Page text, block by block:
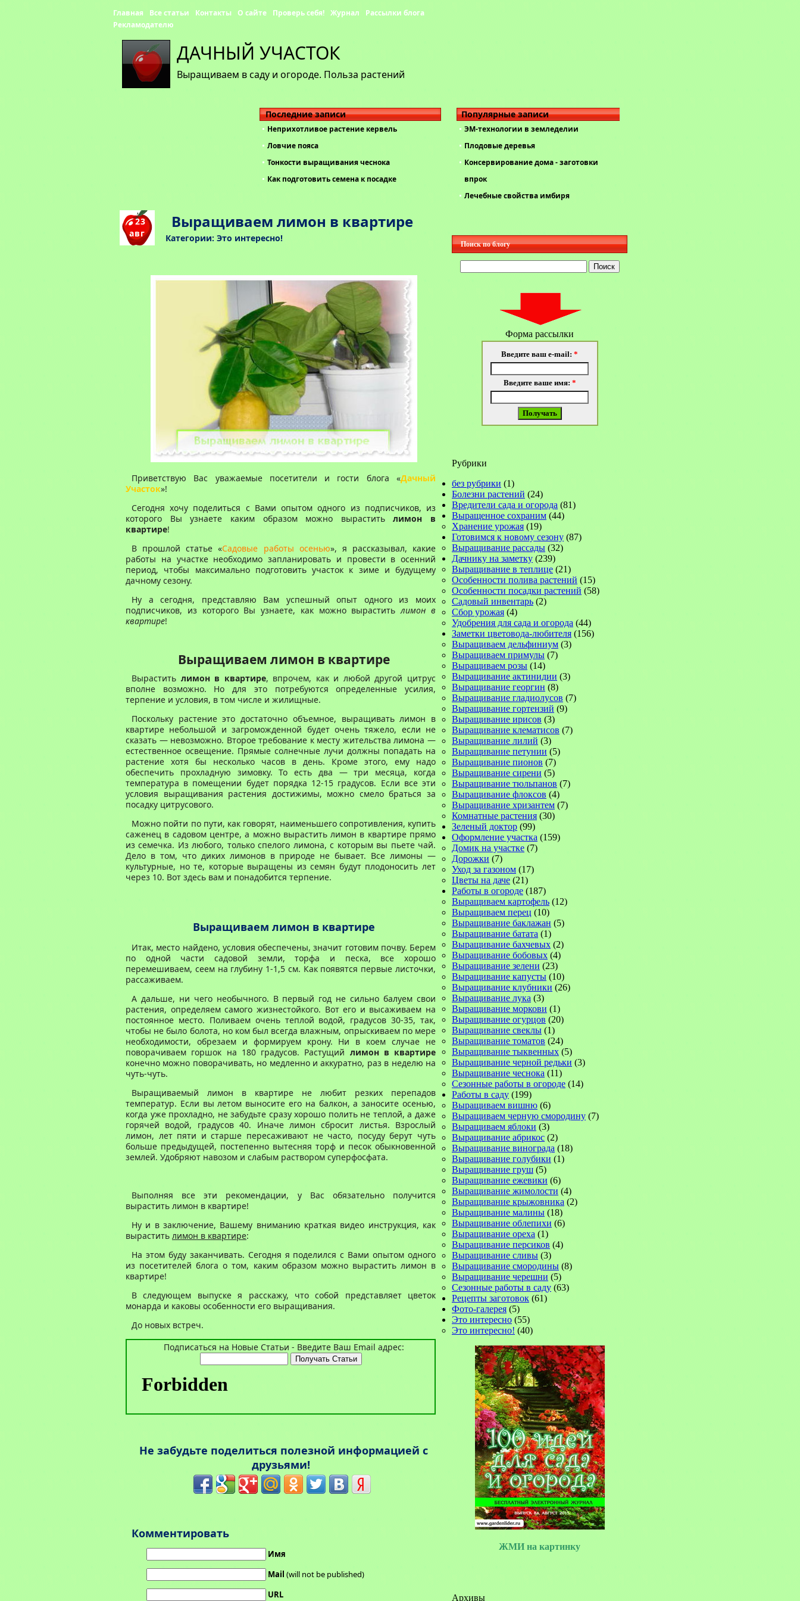
ДАЧНЫЙ УЧАСТОК
Выращиваем в саду и огороде. Польза растений
Главная Все статьи Контакты О сайте Проверь себя! Журнал
Рассылки блога
Рекламодателю
Последние записи
Неприхотливое растение кервель
Ловчие пояса
Тонкости выращивания чеснока
Как подготовить семена к посадке
Популярные записи
ЭМ-технологии в земледелии
Плодовые деревья
Консервирование дома - заготовки
впрок
Лечебные свойства имбиря
23
авг
Выращиваем лимон в квартире
Категории: Это интересно!
Приветствую Вас уважаемые посетители и гости блога «Дачный
Участок»!
Сегодня хочу поделиться с Вами опытом одного из подписчиков, из
которого Вы узнаете каким образом можно выраститьлимон в
квартире!
В прошлой статье «Садовые работы осенью», я рассказывал, какие
работы на участке необходимо запланировать и провести в осенний
период, чтобы максимально подготовить участок к зиме и будущему
дачному сезону.
Ну а сегодня, представляю Вам успешный опыт одного из моих
подписчиков, из которого Вы узнаете, как можно выраститьлимон в
квартире!
Выращиваем лимон в квартире
Вырастить лимон в квартире, впрочем, как и любой другой цитрус
вполне возможно. Но для это потребуются определенные усилия,
терпение и условия, в том числе и жилищные.
Поскольку растение это достаточно объемное, выращивать лимон в
квартире небольшой и загроможденной будет очень тяжело, если не
сказать — невозможно. Второе требование к месту жительства лимона —
естественное освещение. Прямые солнечные лучи должны попадать на
растение хотя бы несколько часов в день. Кроме этого, ему надо
обеспечить прохладную зимовку. То есть два — три месяца, когда
температура в помещении будет порядка 12-15 градусов. Если все эти
условия выращивания растения достижимы, можно смело браться за
посадку цитрусового.
Можно пойти по пути, как говорят, наименьшего сопротивления, купить
саженец в садовом центре, а можно вырастить лимон в квартире прямо
из семечка. Из любого, только спелого лимона, с которым вы пьете чай.
Дело в том, что диких лимонов в природе не бывает. Все лимоны —
культурные, но те, которые выращены из семян будут плодоносить лет
через 10. Вот здесь вам и понадобится терпение.
Выращиваем лимон в квартире
Итак, место найдено, условия обеспечены, значит готовим почву. Берем
по одной части садовой земли, торфа и песка, все хорошо
перемешиваем, сеем на глубину 1-1,5 см. Как появятся первые листочки,
рассаживаем.
А дальше, ни чего необычного. В первый год не сильно балуем свои
растения, определяем самого жизнестойкого. Вот его и высаживаем на
постоянное место. Поливаем очень теплой водой, градусов 30-35, так,
чтобы не было болота, но ком был всегда влажным, опрыскиваем по мере
необходимости, обрезаем и формируем крону. Ни в коем случае не
поворачиваем горшок на 180 градусов. Растущий лимон в квартире
конечно можно поворачивать, но медленно и аккуратно, раз в неделю на
чуть-чуть.
Выращиваемый лимон в квартире не любит резких перепадов
температур. Если вы летом выносите его на балкон, а заносите осенью,
когда уже прохладно, не забудьте сразу хорошо полить не теплой, а даже
горячей водой, градусов 40. Иначе лимон сбросит листья. Взрослый
лимон, лет пяти и старше пересаживают не часто, посуду берут чуть
больше предыдущей, постепенно вытесняя торф и песок обыкновенной
землей. Удобряют навозом и слабым раствором суперфосфата.
Выполняя все эти рекомендации, у Вас обязательно получится
вырастить лимон в квартире!
Ну и в заключение, Вашему вниманию краткая видео инструкция, как
вырастить лимон в квартире:
На этом буду заканчивать. Сегодня я поделился с Вами опытом одного
из посетителей блога о том, каким образом можно вырастить лимон в
квартире!
В следующем выпуске я расскажу, что собой представляет цветок
монарда и каковы особенности его выращивания.
До новых встреч.
Подписаться на Новые Статьи - Введите Ваш Email адрес:
Не забудьте поделиться полезной информацией с
друзьями!
Комментировать
Имя
Mail (will not be published)
URL
Поиск по блогу
Форма рассылки
Введите ваш e-mail: *
Введите ваше имя: *
Рубрики
без рубрики (1)
Болезни растений (24)
Вредители сада и огорода (81)
Выращенное сохраним (44)
Хранение урожая (19)
Готовимся к новому сезону (87)
Выращивание рассады (32)
Дачнику на заметку (239)
Выращивание в теплице (21)
Особенности полива растений (15)
Особенности посадки растений (58)
Садовый инвентарь (2)
Сбор урожая (4)
Удобрения для сада и огорода (44)
Заметки цветовода-любителя (156)
Выращиваем дельфиниум (3)
Выращиваем примулы (7)
Выращиваем розы (14)
Выращивание актинидии (3)
Выращивание георгин (8)
Выращивание гладиолусов (7)
Выращивание гортензий (9)
Выращивание ирисов (3)
Выращивание клематисов (7)
Выращивание лилий (3)
Выращивание петунии (5)
Выращивание пионов (7)
Выращивание сирени (5)
Выращивание тюльпанов (7)
Выращивание флоксов (4)
Выращивание хризантем (7)
Комнатные растения (30)
Зеленый доктор (99)
Оформление участка (159)
Домик на участке (7)
Дорожки (7)
Уход за газоном (17)
Цветы на даче (21)
Работы в огороде (187)
Выращиваем картофель (12)
Выращиваем перец (10)
Выращивание баклажан (5)
Выращивание батата (1)
Выращивание бахчевых (2)
Выращивание бобовых (4)
Выращивание зелени (23)
Выращивание капусты (10)
Выращивание клубники (26)
Выращивание лука (3)
Выращивание моркови (1)
Выращивание огурцов (20)
Выращивание свеклы (1)
Выращивание томатов (24)
Выращивание тыквенных (5)
Выращивание черной редьки (3)
Выращивание чеснока (11)
Сезонные работы в огороде (14)
Работы в саду (199)
Выращиваем вишню (6)
Выращиваем черную смородину (7)
Выращиваем яблоки (3)
Выращивание абрикос (2)
Выращивание винограда (18)
Выращивание голубики (1)
Выращивание груш (5)
Выращивание ежевики (6)
Выращивание жимолости (4)
Выращивание крыжовника (2)
Выращивание малины (18)
Выращивание облепихи (6)
Выращивание ореха (1)
Выращивание персиков (4)
Выращивание сливы (3)
Выращивание смородины (8)
Выращивание черешни (5)
Сезонные работы в саду (63)
Рецепты заготовок (61)
Фото-галерея (5)
Это интересно (55)
Это интересно! (40)
ЖМИ на картинку
Архивы